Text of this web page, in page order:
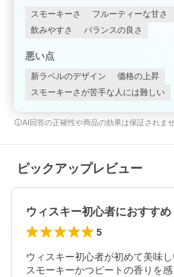
スモーキーさ フルーティーな甘さ
飲みやすさ
バランスの良さ
悪い点
新ラベルのデザイン
価格の上昇
スモーキーさが苦手な人には難しい
AI回答の正確性や商品の効果は保証されま
ピックアップレビュー
ウィスキー初心者におすすめ
5
ウィスキー初心者が初めて美味
スモーキーかつピートの香りを